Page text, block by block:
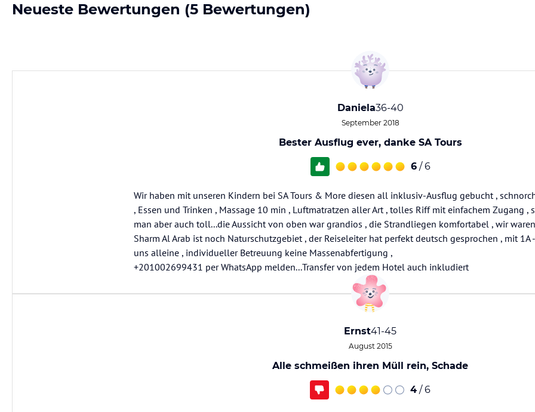
Neueste Bewertungen (5 Bewertungen)
Daniela36-40
September 2018
Bester Ausflug ever, danke SA Tours
6 / 6
Wir haben mit unseren Kindern bei SA Tours & More diesen all inklusiv-Ausflug gebucht ,
, Essen und Trinken , Massage 10 min , Luftmatratzen aller Art , tolles Riff mit einfachem Zugang ,
man aber auch toll...die Aussicht von oben war grandios , die Strandliegen komfortabel , wir
Sharm Al Arab ist noch Naturschutzgebiet , der Reiseleiter hat perfekt deutsch gesprochen , mit 1A
uns alleine , individueller Betreuung keine Massenabfertigung ,
+201002699431 per WhatsApp melden...Transfer von jedem Hotel auch inkludiert
Ernst41-45
August 2015
Alle schmeißen ihren Müll rein, Schade
4 / 6